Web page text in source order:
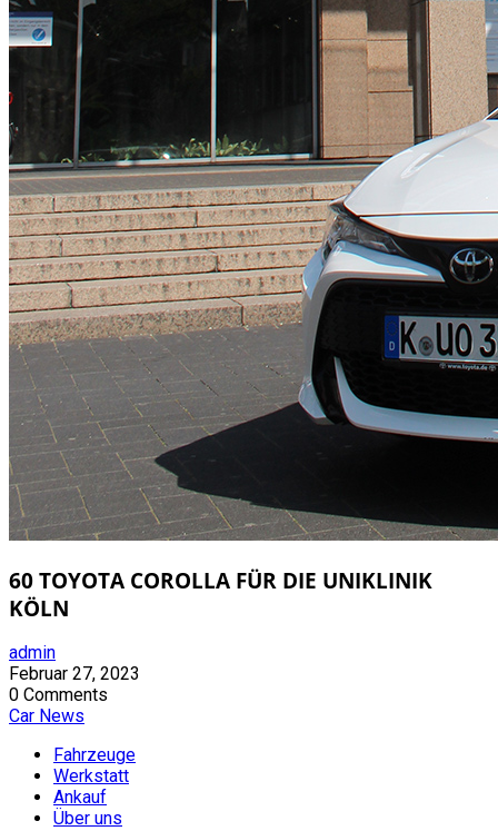
60 TOYOTA COROLLA FÜR DIE UNIKLINIK
KÖLN
admin
Februar 27, 2023
0 Comments
Car News
Fahrzeuge
Werkstatt
Ankauf
Über uns